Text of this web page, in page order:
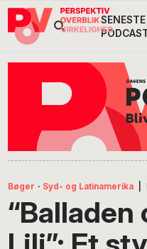
Gå
direkte
Skip
indhold
Gå
direkte
Header
SENESTE
Bøger · Syd- og Latinamerika
“Balladen